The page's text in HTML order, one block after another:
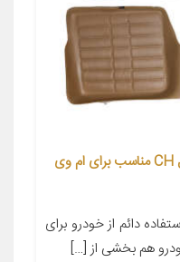
کفپوش سه بعدی خودرو پانیذ مدل CH مناسب برای ام وی
دائم از خودرو برای
هم بخشی از […]